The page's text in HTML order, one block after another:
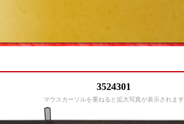
3524301
マウスカーソルを重ねると拡大写真が表示されます